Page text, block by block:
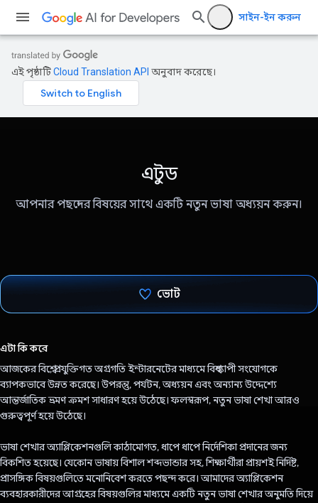
সাইন-ইন করুন
এই পৃষ্ঠাটিCloud Translation API অনুবাদ করেছে।
এটুড
আপনার পছন্দের বিষয়ের সাথে একটি নতুন ভাষা অধ্যয়ন করুন।
ভোট
এটা কি করে
আজকের বিশ্বে, প্রযুক্তিগত অগ্রগতি ইন্টারনেটের মাধ্যমে বিশ্বব্যাপী সংযোগকে
ব্যাপকভাবে উন্নত করেছে। উপরন্তু, পর্যটন, অধ্যয়ন এবং অন্যান্য উদ্দেশ্যে
আন্তর্জাতিক ভ্রমণ ক্রমশ সাধারণ হয়ে উঠেছে। ফলস্বরূপ, নতুন ভাষা শেখা আরও
গুরুত্বপূর্ণ হয়ে উঠেছে।
ভাষা শেখার অ্যাপ্লিকেশনগুলি কাঠামোগত, ধাপে ধাপে নির্দেশিকা প্রদানের জন্য
বিকশিত হয়েছে। যেকোন ভাষায় বিশাল শব্দভান্ডার সহ, শিক্ষার্থীরা প্রায়শই নির্দিষ্ট,
প্রাসঙ্গিক বিষয়গুলিতে মনোনিবেশ করতে পছন্দ করে। আমাদের অ্যাপ্লিকেশন
ব্যবহারকারীদের আগ্রহের বিষয়গুলির মাধ্যমে একটি নতুন ভাষা শেখার অনুমতি দিয়ে